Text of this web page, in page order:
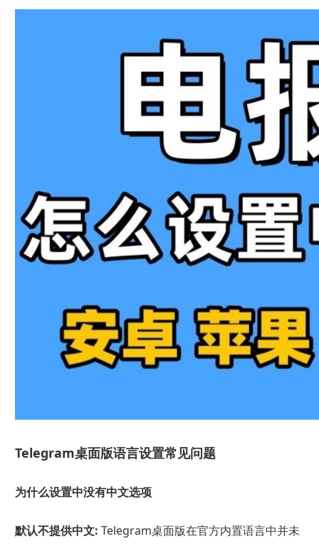
Telegram桌面版语言设置常见问题
为什么设置中没有中文选项
默认不提供中文: Telegram桌面版在官方内置语言中并未